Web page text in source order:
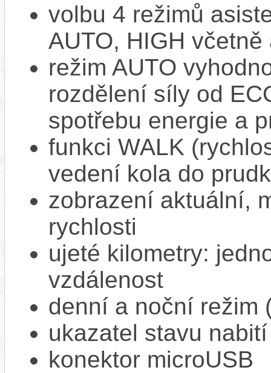
volbu 4 režimů
AUTO, HIGH
režim AUTO
rozdělení síly od
spotřebu energie a
funkci WALK
vedení kola do
zobrazení aktuální,
rychlosti
ujeté kilometry:
vzdálenost
denní a noční režim
ukazatel stavu
konektor microUSB